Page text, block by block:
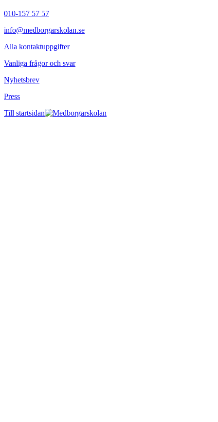
010-157 57 57
info@medborgarskolan.se
Alla kontaktuppgifter
Vanliga frågor och svar
Nyhetsbrev
Press
Till startsidan